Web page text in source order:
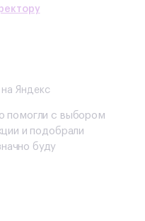
на Яндекс
помогли с выбором
и подобрали
буду